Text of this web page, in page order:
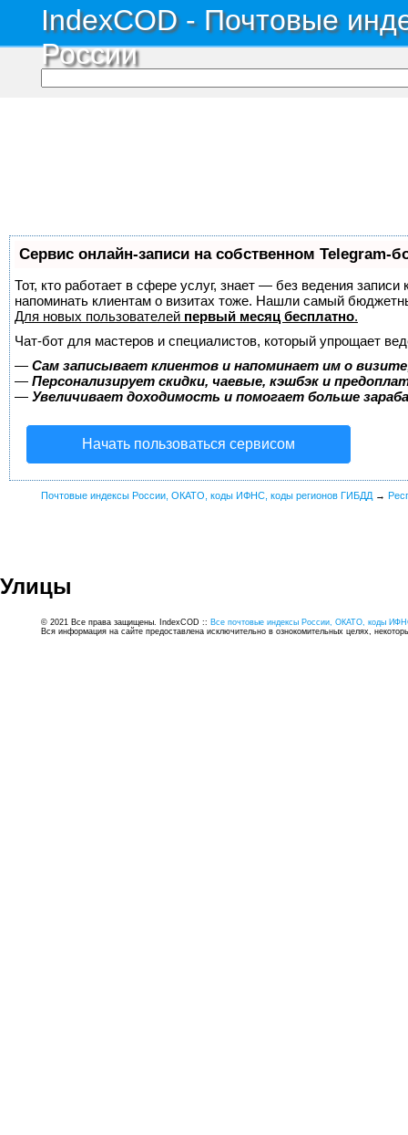
IndexCOD - Почтовые
России
Сервис онлайн-записи на собственном Telegram-
Тот, кто работает в сфере услуг, знает — без ведения
напоминать клиентам о визитах тоже. Нашли самый
Для новых пользователей первый месяц бесплатно.
Чат-бот для мастеров и специалистов, который упрощает
— Сам записывает клиентов и напоминает им о
— Персонализирует скидки, чаевые, кэшбэк и
— Увеличивает доходимость и помогает больше
Начать пользоваться сервисом
Почтовые индексы России, ОКАТО, коды ИФНС, коды регионов ГИБДД →
Улицы
© 2021 Все права защищены. IndexCOD :: Все почтовые индексы России, ОКАТО, коды
Вся информация на сайте предоставлена исключительно в ознокомительных целях,